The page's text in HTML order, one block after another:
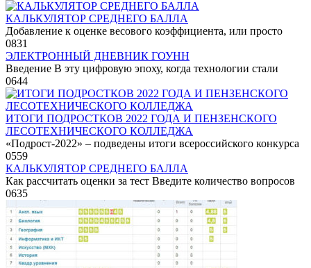
КАЛЬКУЛЯТОР СРЕДНЕГО БАЛЛА
Добавление к оценке весового коэффициента, или просто
0831
ЭЛЕКТРОННЫЙ ДНЕВНИК ГОУНН
Введение В эту цифровую эпоху, когда технологии стали
0644
ИТОГИ ПОДРОСТКОВ 2022 ГОДА И ПЕНЗЕНСКОГО
ЛЕСОТЕХНИЧЕСКОГО КОЛЛЕДЖА
«Подрост-2022» – подведены итоги всероссийского конкурса
0559
КАЛЬКУЛЯТОР СРЕДНЕГО БАЛЛА
Как рассчитать оценки за тест Введите количество вопросов
0635